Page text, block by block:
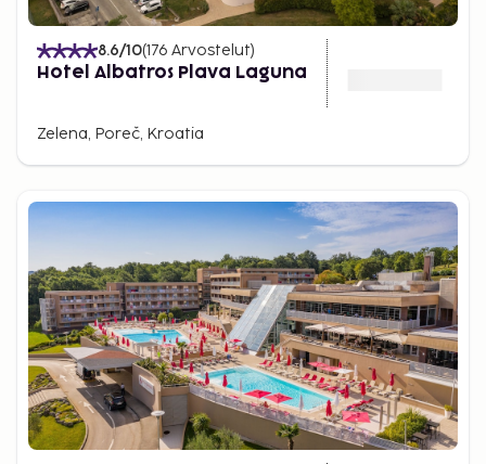
8.6/10(176 Arvostelut)
Hotel Albatros Plava Laguna
Zelena, Poreč, Kroatia